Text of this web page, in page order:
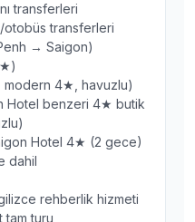
transferleri
otobüs transferleri
→ Saigon)
4★, havuzlu)
Hotel benzeri 4★ butik
Hotel 4★ (2 gece)
dahil
rehberlik hizmeti
tam turu